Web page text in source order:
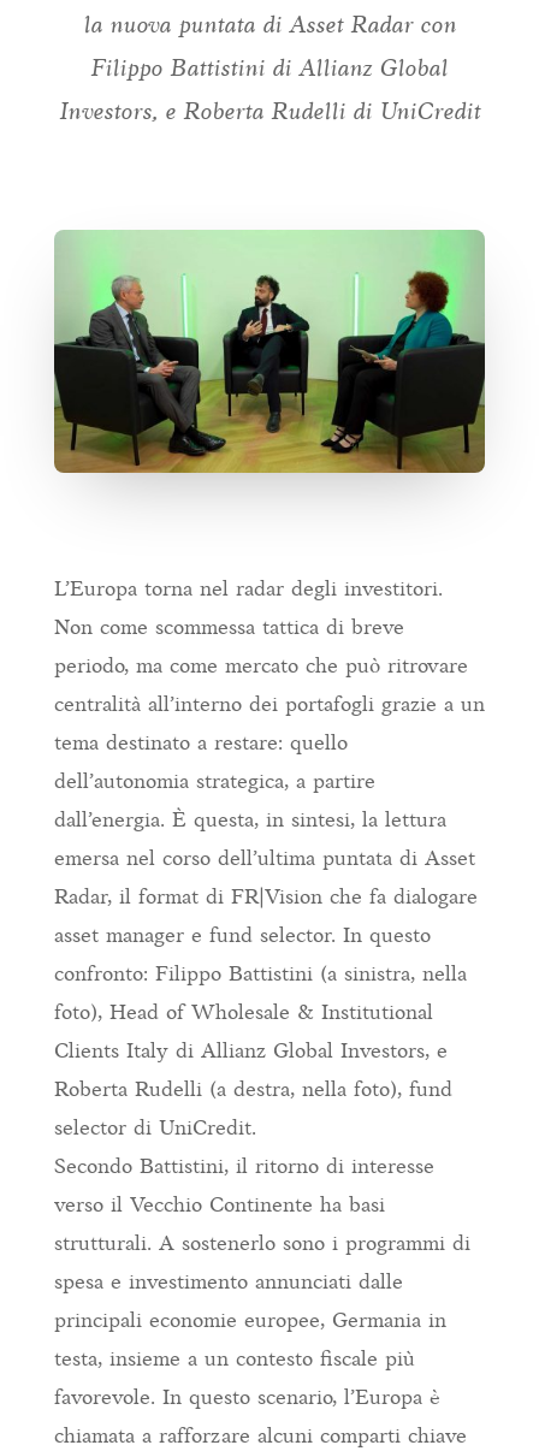
la nuova puntata di Asset Radar con
Filippo Battistini di Allianz Global
Investors, e Roberta Rudelli di UniCredit
L’Europa torna nel radar degli investitori.
Non come scommessa tattica di breve
periodo, ma come mercato che può ritrovare
centralità all’interno dei portafogli grazie a un
tema destinato a restare: quello
dell’autonomia strategica, a partire
dall’energia. È questa, in sintesi, la lettura
emersa nel corso dell’ultima puntata di Asset
Radar, il format di FR|Vision che fa dialogare
asset manager e fund selector. In questo
confronto: Filippo Battistini (a sinistra, nella
foto), Head of Wholesale & Institutional
Clients Italy di Allianz Global Investors, e
Roberta Rudelli (a destra, nella foto), fund
selector di UniCredit.
Secondo Battistini, il ritorno di interesse
verso il Vecchio Continente ha basi
strutturali. A sostenerlo sono i programmi di
spesa e investimento annunciati dalle
principali economie europee, Germania in
testa, insieme a un contesto fiscale più
favorevole. In questo scenario, l’Europa è
chiamata a rafforzare alcuni comparti chiave